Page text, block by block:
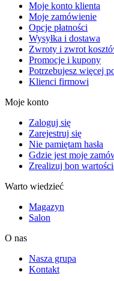
Moje konto klienta
Moje zamówienie
Opcje płatności
Wysyłka i dostawa
Zwroty i zwrot
Promocje i kupony
Potrzebujesz więcej
Klienci firmowi
Moje konto
Zaloguj się
Zarejestruj się
Nie pamiętam hasła
Gdzie jest moje
Zrealizuj bon
Warto wiedzieć
Magazyn
Salon
O nas
Nasza grupa
Kontakt